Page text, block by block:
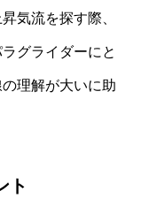
気流を探す際、
グライダーにと
理解が大いに助
ト